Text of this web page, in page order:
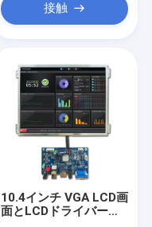
接触
10.4インチ VGA LCD画
面とLCDドライバーボ